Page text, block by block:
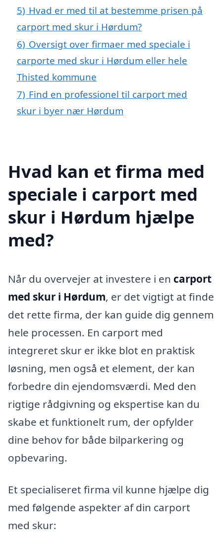
5) Hvad er med til at bestemme prisen på
carport med skur i Hørdum?
6) Oversigt over firmaer med speciale i
carporte med skur i Hørdum eller hele
Thisted kommune
7) Find en professionel til carport med
skur i byer nær Hørdum
Hvad kan et firma med
speciale i carport med
skur i Hørdum hjælpe
med?
Når du overvejer at investere i en carport
med skur i Hørdum, er det vigtigt at finde
det rette firma, der kan guide dig gennem
hele processen. En carport med
integreret skur er ikke blot en praktisk
løsning, men også et element, der kan
forbedre din ejendomsværdi. Med den
rigtige rådgivning og ekspertise kan du
skabe et funktionelt rum, der opfylder
dine behov for både bilparkering og
opbevaring.
Et specialiseret firma vil kunne hjælpe dig
med følgende aspekter af din carport
med skur: